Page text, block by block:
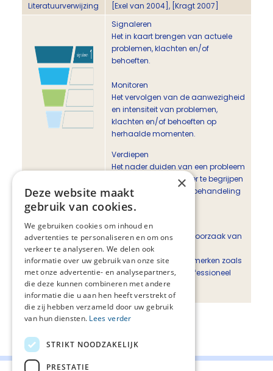
Literatuurverwijzing
[Exel van 2004], [Kragt 2007]
Signaleren
Het in kaart brengen van actuele
problemen, klachten en/of
behoeften.
Monitoren
Het vervolgen van de aanwezigheid
en intensiteit van problemen,
klachten en/of behoeften op
herhaalde momenten.
Verdiepen
Het nader duiden van een probleem
of klacht om deze beter te begrijpen
en de richting van de behandeling
en zorg vorm te geven.
Diagnosticeren
Het vaststellen van de oorzaak van
een probleem met
onderscheidende kenmerken zoals
vastgesteld in een professioneel
diagnostisch kader.
Deel deze pagina:
×
Deze website maakt
gebruik van cookies.
We gebruiken cookies om inhoud en
advertenties te personaliseren en om ons
verkeer te analyseren. We delen ook
informatie over uw gebruik van onze site
met onze advertentie- en analysepartners,
die deze kunnen combineren met andere
informatie die u aan hen heeft verstrekt of
die zij hebben verzameld door uw gebruik
van hun diensten. Lees verder
STRIKT NOODZAKELIJK
PRESTATIE